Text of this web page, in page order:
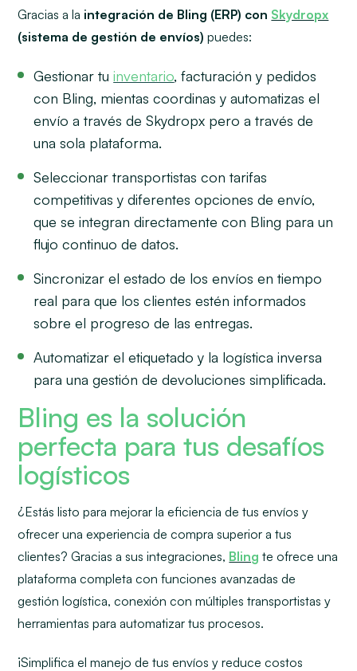
Gracias a la integración de Bling (ERP) con Skydropx
(sistema de gestión de envíos) puedes:
Gestionar tuinventario, facturación y pedidos
con Bling, mientas coordinas y automatizas el
envío a través de Skydropx pero a través de
una sola plataforma.
Seleccionar transportistas con tarifas
competitivas y diferentes opciones de envío,
que se integran directamente con Bling para un
flujo continuo de datos.
Sincronizar el estado de los envíos en tiempo
real para que los clientes estén informados
sobre el progreso de las entregas.
Automatizar el etiquetado y la logística inversa
para una gestión de devoluciones simplificada.
Bling es la solución
perfecta para tus desafíos
logísticos
¿Estás listo para mejorar la eficiencia de tus envíos y
ofrecer una experiencia de compra superior a tus
clientes? Gracias a sus integraciones, Bling te ofrece una
plataforma completa con funciones avanzadas de
gestión logística, conexión con múltiples transportistas y
herramientas para automatizar tus procesos.
¡Simplifica el manejo de tus envíos y reduce costos